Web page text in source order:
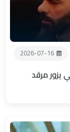
2026-07-16
يزور مرقد